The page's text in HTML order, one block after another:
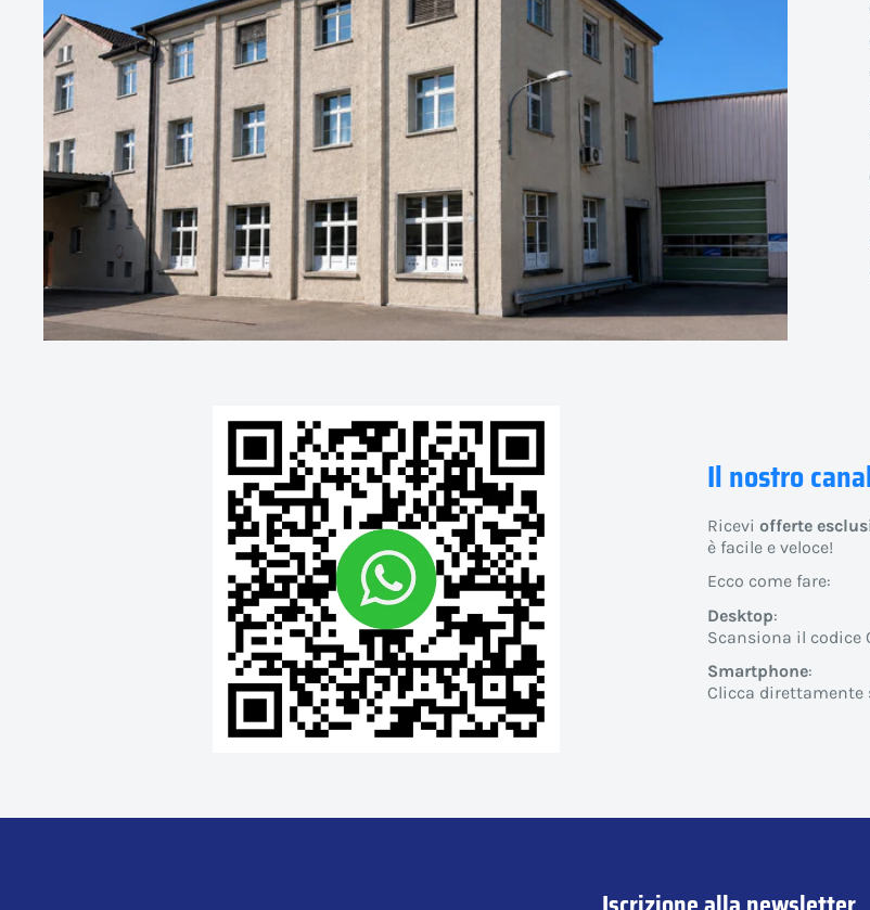
Il nostro
Riceviofferte
è facile e veloce!
Ecco come fare:
Desktop:
Scansiona il codice
Smartphone:
Clicca direttamente